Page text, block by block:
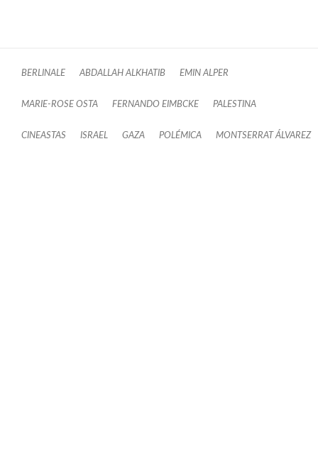
BERLINALE ABDALLAH ALKHATIB EMIN ALPER
MARIE-ROSE OSTA FERNANDO EIMBCKE PALESTINA
CINEASTAS ISRAEL GAZA POLÉMICA MONTSERRAT ÁLVAREZ